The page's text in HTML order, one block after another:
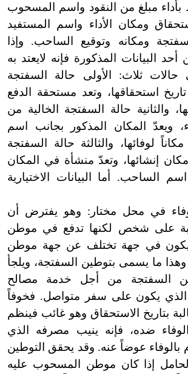
مبلغ من النقود واسم المسحوب
ومكان الأداء واسم المستفيد
ومكانه وتوقيع الساحب. وإذا
البيانات المذكورة فإنه لايعتد به
ثلاث: الأولى حالة السفتجة
استحقاقها، وتعد مستحقة الدفع
والثانية حالة السفتجة الخالية من
ويعدّ المكان المذكور بجانب اسم
لوفائها، والثالثة حالة السفتجة
إنشائها، وتعدّ منشأة في المكان
الساحب. أما البيانات الاختيارية
في محل مختار: وهو يفترض أن
على شخص لكنها تدفع في موطن
في جهة تختلف عن جهة موطن
ما يسمى بتوطين السفتجة، ويلجأ
السفتجة من أجل خدمة مصالح
يكون على سفر متواصل. فخوفاً
بتاريخ الاستحقاق وهو غائب فينظم
الوفاء ضده، فإنه ينيب مصرفه الذي
بالوفاء عوضاً عنه. وقد يحقق التوطين
إذا كان موطن المسحوب عليه